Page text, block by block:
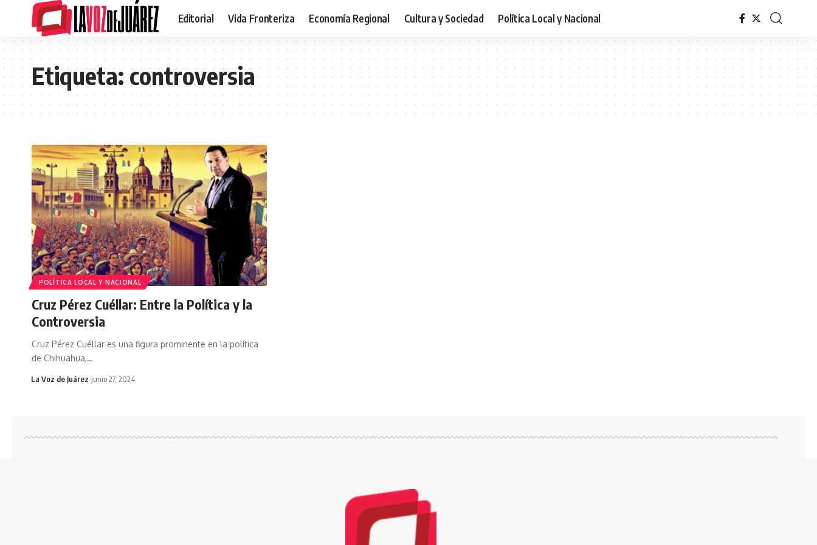
Editorial Vida Fronteriza Economía Regional Cultura y Sociedad Política Local y Nacional
Etiqueta: controversia
POLÍTICA LOCAL Y NACIONAL
Cruz Pérez Cuéllar: Entre la Política y la
Controversia
Cruz Pérez Cuéllar es una figura prominente en la política
de Chihuahua,…
La Voz de Juárez junio 27, 2024